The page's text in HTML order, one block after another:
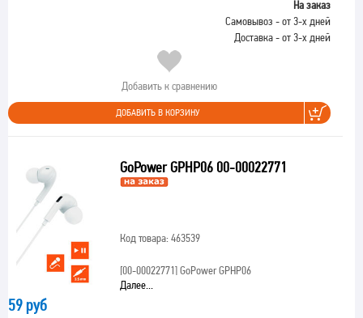
На заказ
Самовывоз - от 3-х дней
Доставка - от 3-х дней
Добавить к сравнению
ДОБАВИТЬ В КОРЗИНУ
GoPower GPHP06 00-00022771
Код товара: 463539
[00-00022771]GoPower GPHP06
Далее...
59 руб